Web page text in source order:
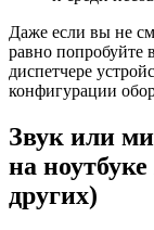
Даже если вы не
равно попробуйте
диспетчере
конфигурации
Звук или
на
других)